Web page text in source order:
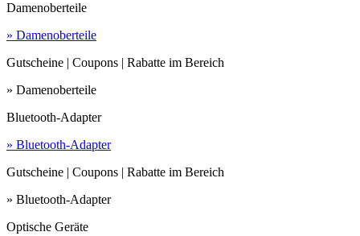
Damenoberteile
» Damenoberteile
Gutscheine | Coupons | Rabatte im Bereich
» Damenoberteile
Bluetooth-Adapter
» Bluetooth-Adapter
Gutscheine | Coupons | Rabatte im Bereich
» Bluetooth-Adapter
Optische Geräte